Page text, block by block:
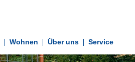
Wohnen Über uns Service